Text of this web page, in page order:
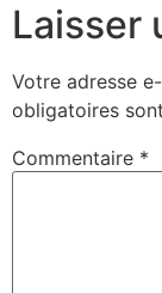
Laisser
Votre adresse
obligatoires
Commentaire *